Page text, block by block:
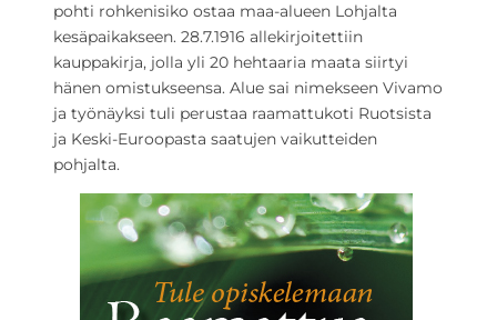
pohti rohkenisiko ostaa maa-alueen Lohjalta
kesäpaikakseen. 28.7.1916 allekirjoitettiin
kauppakirja, jolla yli 20 hehtaaria maata siirtyi
hänen omistukseensa. Alue sai nimekseen Vivamo
ja työnäyksi tuli perustaa raamattukoti Ruotsista
ja Keski-Euroopasta saatujen vaikutteiden
pohjalta.